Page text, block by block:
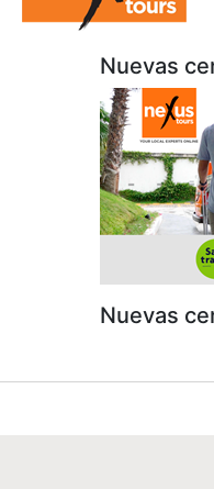
Nuevas
Nuevas